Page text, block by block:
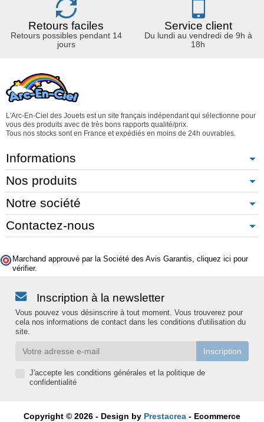
Retours faciles
Retours possibles pendant 14
jours
Service client
Du lundi au vendredi de 9h à
18h
L'Arc-En-Ciel des Jouets est un site français indépendant qui sélectionne pour
vous des produits avec de très bons rapports qualité/prix.
Tous nos stocks sont en France et expédiés en moins de 24h ouvrables.
Informations
Nos produits
Notre société
Contactez-nous
Marchand approuvé par la Société des Avis Garantis, cliquez ici pour
vérifier.
Inscription à la newsletter
Vous pouvez vous désinscrire à tout moment. Vous trouverez pour
cela nos informations de contact dans les conditions d'utilisation du
site.
J'accepte les conditions générales et la politique de
confidentialité
Copyright © 2026 - Design by Prestacrea - Ecommerce